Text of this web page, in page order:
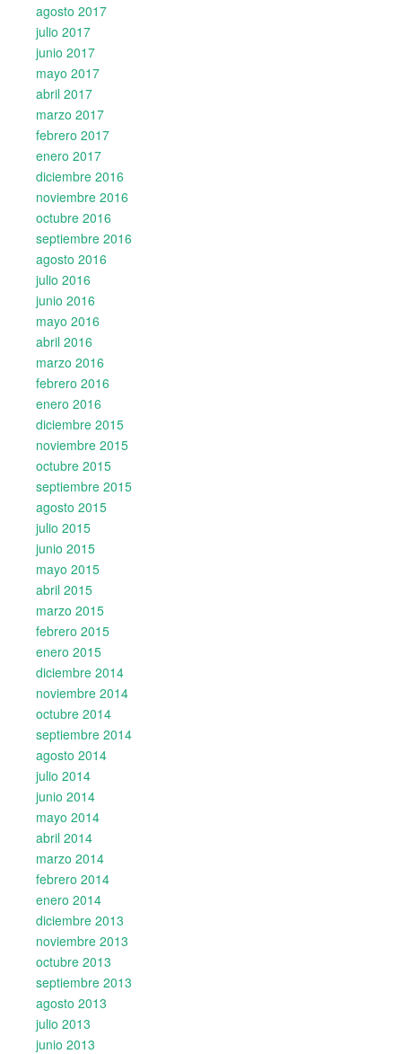
agosto 2017
julio 2017
junio 2017
mayo 2017
abril 2017
marzo 2017
febrero 2017
enero 2017
diciembre 2016
noviembre 2016
octubre 2016
septiembre 2016
agosto 2016
julio 2016
junio 2016
mayo 2016
abril 2016
marzo 2016
febrero 2016
enero 2016
diciembre 2015
noviembre 2015
octubre 2015
septiembre 2015
agosto 2015
julio 2015
junio 2015
mayo 2015
abril 2015
marzo 2015
febrero 2015
enero 2015
diciembre 2014
noviembre 2014
octubre 2014
septiembre 2014
agosto 2014
julio 2014
junio 2014
mayo 2014
abril 2014
marzo 2014
febrero 2014
enero 2014
diciembre 2013
noviembre 2013
octubre 2013
septiembre 2013
agosto 2013
julio 2013
junio 2013